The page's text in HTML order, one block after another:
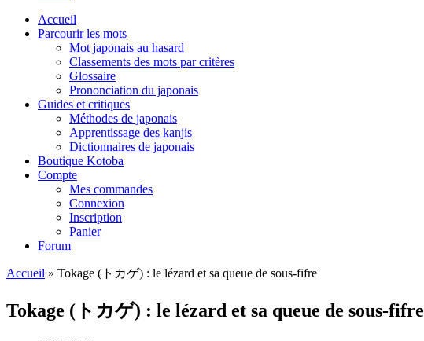
Accueil
Parcourir les mots
Mot japonais au hasard
Classements des mots par critères
Glossaire
Prononciation du japonais
Guides et critiques
Méthodes de japonais
Apprentissage des kanjis
Dictionnaires de japonais
Boutique Kotoba
Compte
Mes commandes
Connexion
Inscription
Panier
Forum
Accueil » Tokage (トカゲ) : le lézard et sa queue de sous-fifre
Tokage (トカゲ) : le lézard et sa queue de sous-fifre